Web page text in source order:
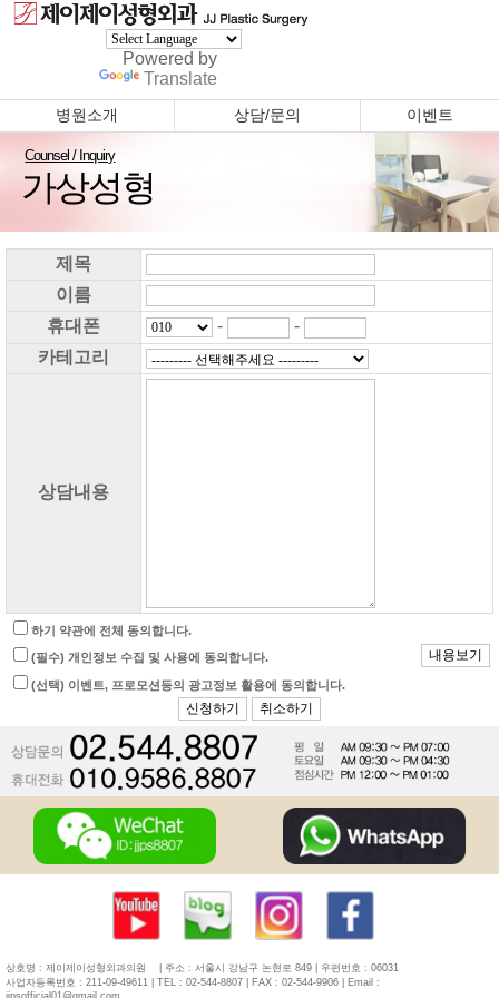
Powered by
Translate
병원소개 상담/문의 이벤트
Counsel / Inquiry
가상성형
제목
이름
휴대폰
-
-
카테고리
상담내용
하기 약관에 전체 동의합니다.
(필수) 개인정보 수집 및 사용에 동의합니다.
(선택) 이벤트, 프로모션등의 광고정보 활용에 동의합니다.
상호명 : 제이제이성형외과의원
| 주소 : 서울시 강남구 논현로 849 | 우편번호 : 06031
사업자등록번호 : 211-09-49611 | TEL : 02-544-8807 | FAX : 02-544-9906 | Email :